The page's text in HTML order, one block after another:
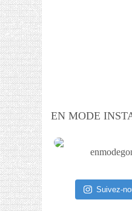
EN MODE
Suivez-